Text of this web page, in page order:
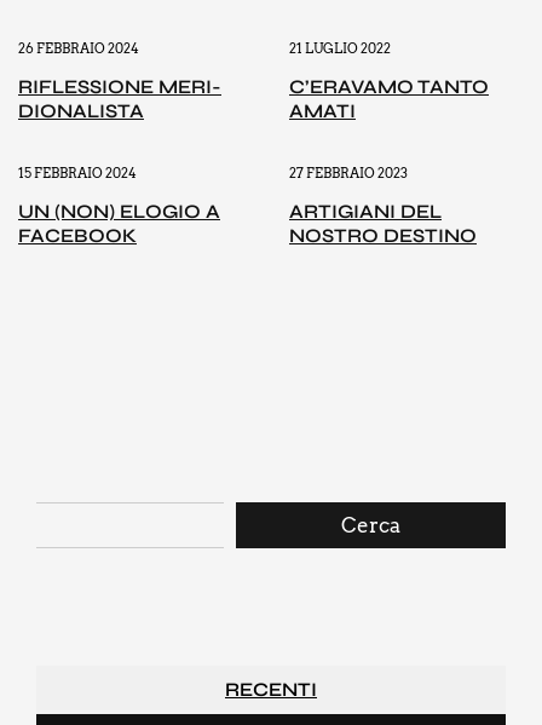
26 FEBBRAIO 2024
RIFLES­SIO­NE MERI­
DIO­NA­LI­STA
21 LUGLIO 2022
C’E­RA­VA­MO TAN­TO
AMA­TI
15 FEBBRAIO 2024
UN (NON) ELO­GIO A
FACE­BOOK
27 FEBBRAIO 2023
ARTI­GIA­NI DEL
NOSTRO DESTI­NO
Cerca
RECENTI